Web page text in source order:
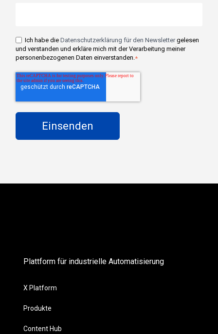
Ich habe die Datenschutzerklärung für den Newslettergelesen
und verstanden und erkläre mich mit der Verarbeitung meiner
personenbezogenen Daten einverstanden.*
Plattform für industrielle Automatisierung
X Platform
Produkte
Content Hub